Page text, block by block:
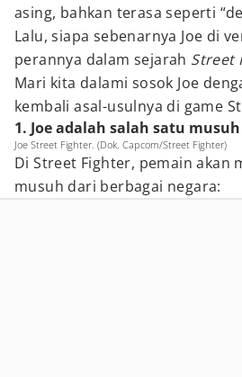
asing, bahkan terasa seperti
Lalu, siapa sebenarnya Joe di
perannya dalam sejarah Street
Mari kita dalami sosok Joe
kembali asal-usulnya di game
1. Joe adalah salah satu
Joe Street Fighter. (Dok. Capcom/Street Fighter)
Di Street Fighter, pemain akan
musuh dari berbagai negara: